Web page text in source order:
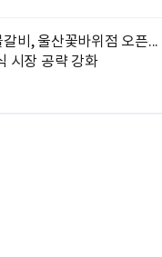
비, 울산꽃바위점 오픈...
시장 공략 강화